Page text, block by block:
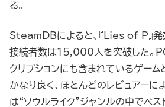
る。
SteamDBによると、『Lies of P』発
接続者数は15,000人を突破した。
クリプションにも含まれているゲーム
かなり良く、ほとんどのレビュアーに
は“ソウルライク”ジャンルの中でベス